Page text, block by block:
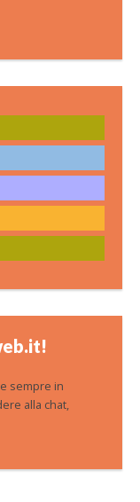
sempre in
alla chat,